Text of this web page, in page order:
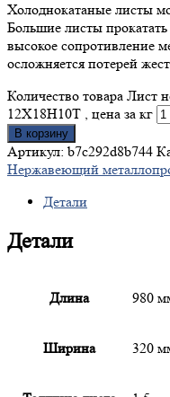
Холоднокатаные листы
Большие листы
высокое сопротивление
осложняется потерей
Количество товара
12Х18Н10Т , цена за кг
В корзину
Артикул: b7c292d8b744
Нержавеющий
Детали
Детали
Длина 980
Ширина 320